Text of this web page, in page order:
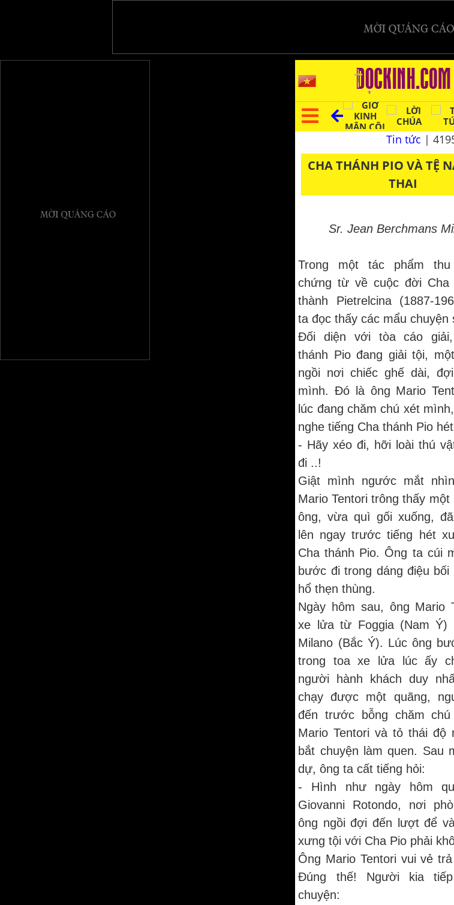
Tin tức |
CHA THÁNH PIO VÀ TỆ
THAI
Sr. Jean Berchmans
Trong một tác phẩm
chứng từ về cuộc đời Cha
thành Pietrelcina (1887-
ta đọc thấy các mẩu chuyện
Đối diện với tòa cáo
thánh Pio đang giải tội,
ngồi nơi chiếc ghế dài,
mình. Đó là ông Mario
lúc đang chăm chú xét
nghe tiếng Cha thánh Pio
- Hãy xéo đi, hỡi loài thú
đi ..!
Giật mình ngước mắt
Mario Tentori trông thấy
ông, vừa quì gối xuống,
lên ngay trước tiếng hét
Cha thánh Pio. Ông ta cúi
bước đi trong dáng điệu bối
hổ thẹn thùng.
Ngày hôm sau, ông Mario
xe lửa từ Foggia (Nam
Milano (Bắc Ý). Lúc ông
trong toa xe lửa lúc ấy
người hành khách duy
chạy được một quãng,
đến trước bỗng chăm
Mario Tentori và tỏ thái độ
bắt chuyện làm quen. Sau
dự, ông ta cất tiếng hỏi:
- Hình như ngày hôm
Giovanni Rotondo, nơi
ông ngồi đợi đến lượt để
xưng tội với Cha Pio phải
Ông Mario Tentori vui vẻ
Đúng thế! Người kia
chuyện: